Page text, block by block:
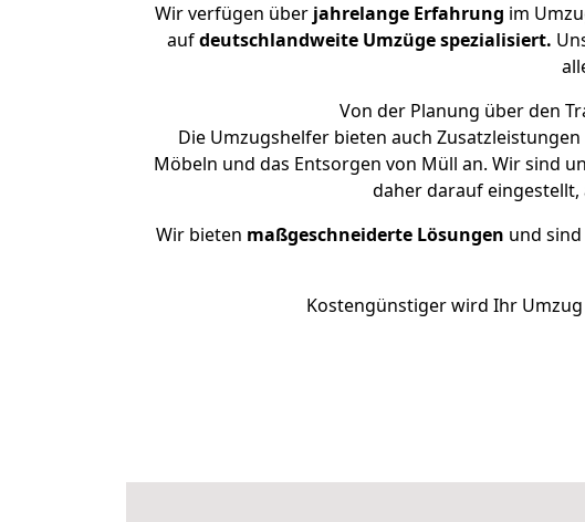
Wir verfügen über jahrelange Erfahrung im
aufdeutschlandweite Umzüge spezialisiert.
Von der Planung über den
Die Umzugshelfer bieten auch
Möbeln und das Entsorgen von Müll an. Wir sind
daher darauf eingestellt,
Wir bieten maßgeschneiderte Lösungen und
Kostengünstiger wird Ihr